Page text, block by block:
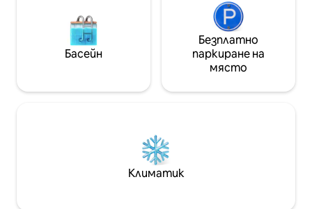
Басейн
Безплатно
паркиране на
място
Климатик